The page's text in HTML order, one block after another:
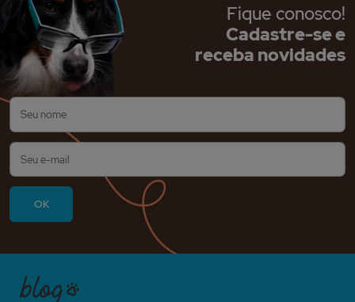
Fique conosco!
Cadastre-se e
receba novidades